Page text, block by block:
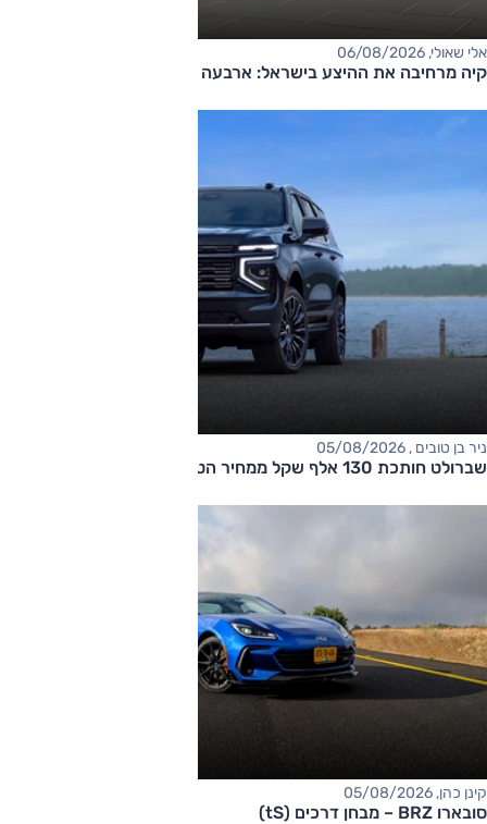
אלי שאולי, 06/08/2026
קיה מרחיבה את ההיצע בישראל: ארבעה דגמים חדשים בדרך
ניר בן טובים , 05/08/2026
שברולט חותכת 130 אלף שקל ממחיר הטאהו
קינן כהן, 05/08/2026
סובארו BRZ – מבחן דרכים (tS)